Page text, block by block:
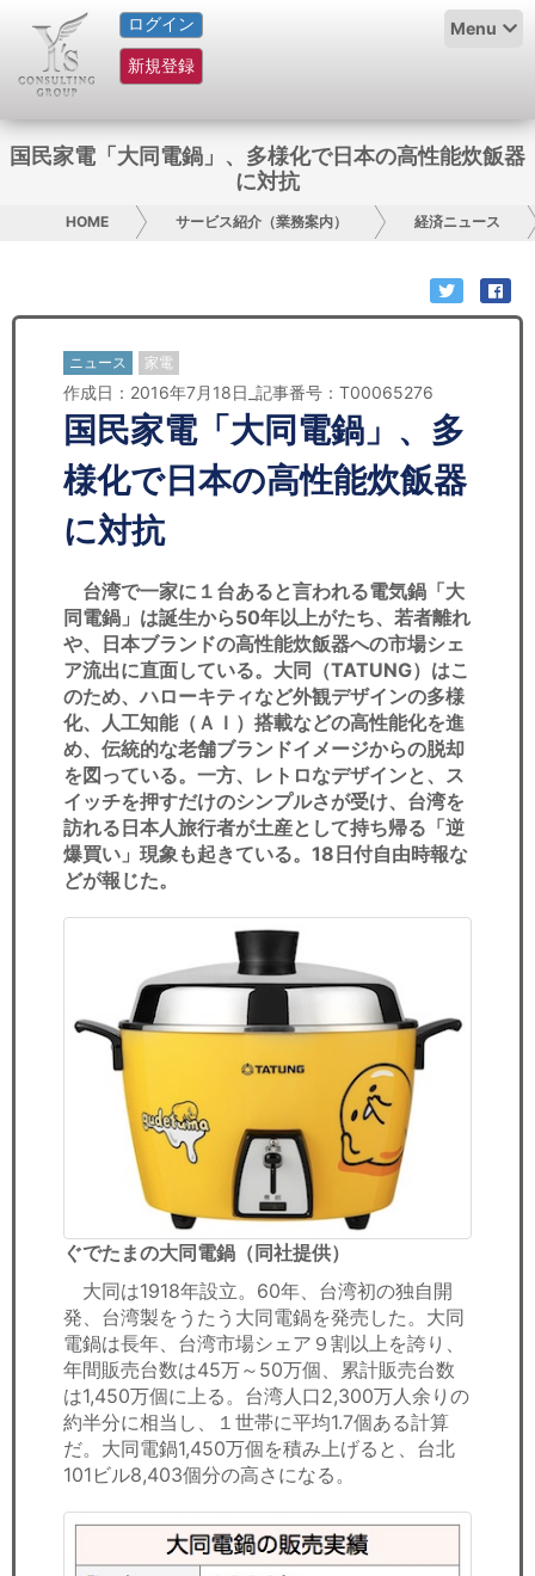
ログイン
新規登録
Menu
HOME
サービス紹介
コラム
お問い合わせ
日本人にPR
コンサルティング
リサーチ
セミナー
経済ニュース
労務顧問
ＩＴ
飲食店情報
国民家電「大同電鍋」、多様化で日本の高性能炊飯器
に対抗
HOME サービス紹介（業務案内） 経済ニュース
ニュース 家電
作成日：2016年7月18日_記事番号：T00065276
国民家電「大同電鍋」、多
様化で日本の高性能炊飯器
に対抗
台湾で一家に１台あると言われる電気鍋「大
同電鍋」は誕生から50年以上がたち、若者離れ
や、日本ブランドの高性能炊飯器への市場シェ
ア流出に直面している。大同（TATUNG）はこ
のため、ハローキティなど外観デザインの多様
化、人工知能（ＡＩ）搭載などの高性能化を進
め、伝統的な老舗ブランドイメージからの脱却
を図っている。一方、レトロなデザインと、ス
イッチを押すだけのシンプルさが受け、台湾を
訪れる日本人旅行者が土産として持ち帰る「逆
爆買い」現象も起きている。18日付自由時報な
どが報じた。
ぐでたまの大同電鍋（同社提供）
大同は1918年設立。60年、台湾初の独自開
発、台湾製をうたう大同電鍋を発売した。大同
電鍋は長年、台湾市場シェア９割以上を誇り、
年間販売台数は45万～50万個、累計販売台数
は1,450万個に上る。台湾人口2,300万人余りの
約半分に相当し、１世帯に平均1.7個ある計算
だ。大同電鍋1,450万個を積み上げると、台北
101ビル8,403個分の高さになる。